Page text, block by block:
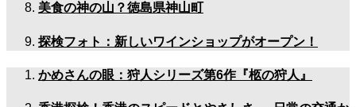
美食の神の山？徳島県神山町
探検フォト：新しいワインショップがオープン！
かめさんの眼：狩人シリーズ第6作『柩の狩人』